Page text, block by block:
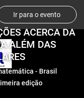
Ir para o evento
ACERCA DA
ALÉM DAS
- Brasil
edição